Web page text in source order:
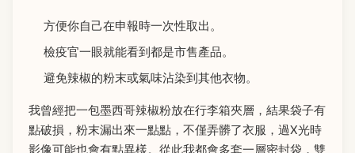
方便你自己在申報時一次性取出。
檢疫官一眼就能看到都是市售產品。
避免辣椒的粉末或氣味沾染到其他衣物。
我曾經把一包墨西哥辣椒粉放在行李箱夾層，結果袋子有
點破損，粉末漏出來一點點，不僅弄髒了衣服，過X光時
影像可能也會有點異樣。從此我都會多套一層密封袋，雙